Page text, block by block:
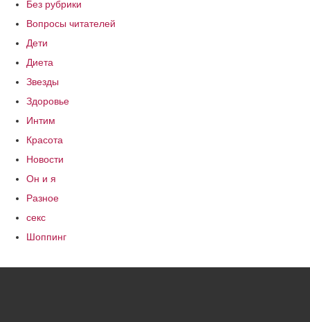
Без рубрики
Вопросы читателей
Дети
Диета
Звезды
Здоровье
Интим
Красота
Новости
Он и я
Разное
секс
Шоппинг